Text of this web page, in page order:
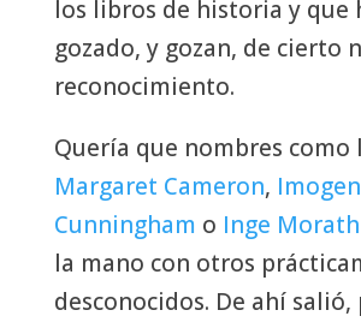
los libros de historia y que
gozado, y gozan, de cierto
reconocimiento.
Quería que nombres como
Margaret Cameron, Imogen
Cunningham o Inge Morath
la mano con otros
desconocidos. De ahí salió,